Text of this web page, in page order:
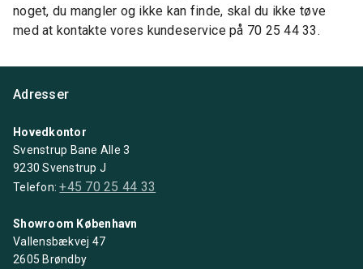
noget, du mangler og ikke kan finde, skal du ikke tøve
med at kontakte vores kundeservice på 70 25 44 33.
Adresser
Hovedkontor
Svenstrup Bane Alle 3
9230 Svenstrup J
Telefon:+45 70 25 44 33
Showroom København
Vallensbækvej 47
2605 Brøndby